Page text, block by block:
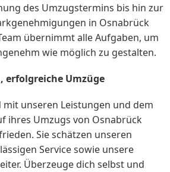
des Umzugstermins bis hin zur
in Osnabrück
übernimmt alle Aufgaben, um
wie möglich zu gestalten.
erfolgreiche Umzüge
mit unseren Leistungen und dem
ihres Umzugs von Osnabrück
Sie schätzen unseren
Service sowie unsere
Überzeuge dich selbst und